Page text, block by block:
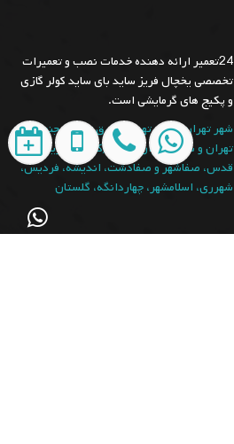
24تعمیر ارائه دهنده خدمات نصب و تعمیرات
تخصصی یخچال فریز ساید بای ساید کولر گازی
و پکیج های گرمایشی است.
شهر تهران (غرب تهران، شرق تهران، جنوب
تهران و شمال تهران)، البرز(کرج)، شهریار، شهر
قدس، صفاشهر و صفادشت، اندیشه، فردیس،
شهرری، اسلامشهر، چهاردانگه، گلستان